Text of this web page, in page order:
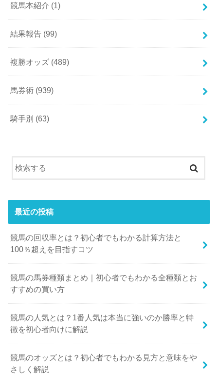
競馬本紹介 (1)
結果報告 (99)
複勝オッズ (489)
馬券術 (939)
騎手別 (63)
最近の投稿
競馬の回収率とは？初心者でもわかる計算方法と
100％超えを目指すコツ
競馬の馬券種類まとめ｜初心者でもわかる全種類とお
すすめの買い方
競馬の人気とは？1番人気は本当に強いのか勝率と特
徴を初心者向けに解説
競馬のオッズとは？初心者でもわかる見方と意味をや
さしく解説